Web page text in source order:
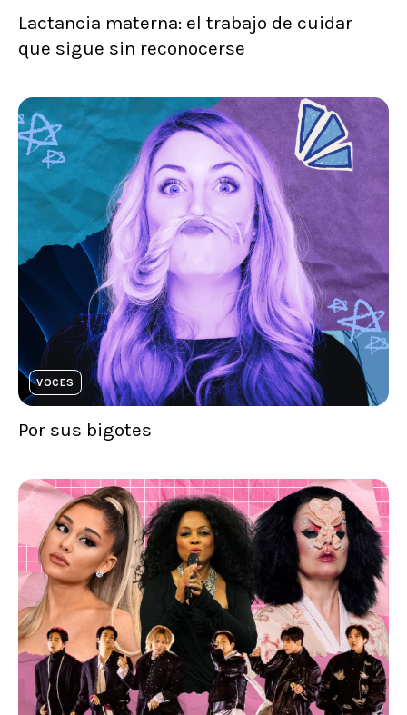
Lactancia materna: el trabajo de cuidar
que sigue sin reconocerse
VOCES
Por sus bigotes